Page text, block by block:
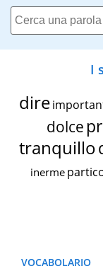
I
dire
dolce
tranquillo
inerme
VOCABOLARIO